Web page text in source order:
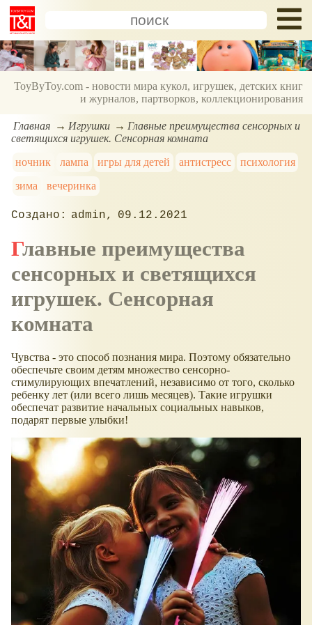
ToyByToy.com - новости мира кукол, игрушек, детских книг
и журналов, партворков, коллекционирования
Главная Игрушки
Главные преимущества сенсорных и
светящихся игрушек. Сенсорная комната
ночник
лампа игры для детей антистресс
психология
зима
вечеринка
admin 09.12.2021
Главные преимущества
сенсорных и светящихся
игрушек. Сенсорная
комната
Чувства - это способ познания мира. Поэтому обязательно
обеспечьте своим детям множество сенсорно-
стимулирующих впечатлений, независимо от того, сколько
ребенку лет (или всего лишь месяцев). Такие игрушки
обеспечат развитие начальных социальных навыков,
подарят первые улыбки!